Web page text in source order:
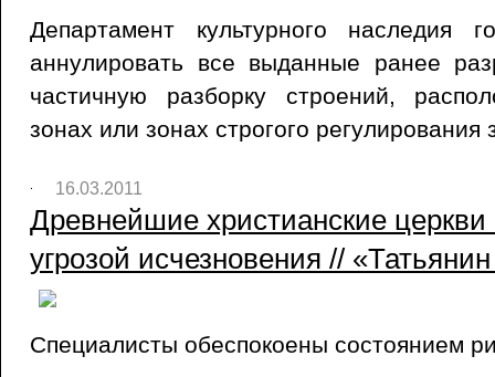
Департамент культурного наследия
аннулировать все выданные ранее
частичную разборку строений,
зонах или зонах строгого регулирования
16.03.2011
Древнейшие христианские церкви
угрозой исчезновения //
Специалисты обеспокоены состоянием